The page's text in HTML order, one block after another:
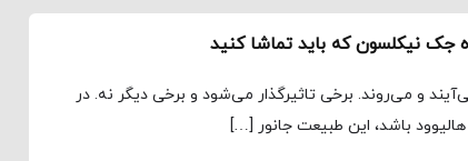
و می‌روند. برخی تاثیرگذار می‌شود و برخی دیگر نه. در
باشد، این طبیعت جانور […]